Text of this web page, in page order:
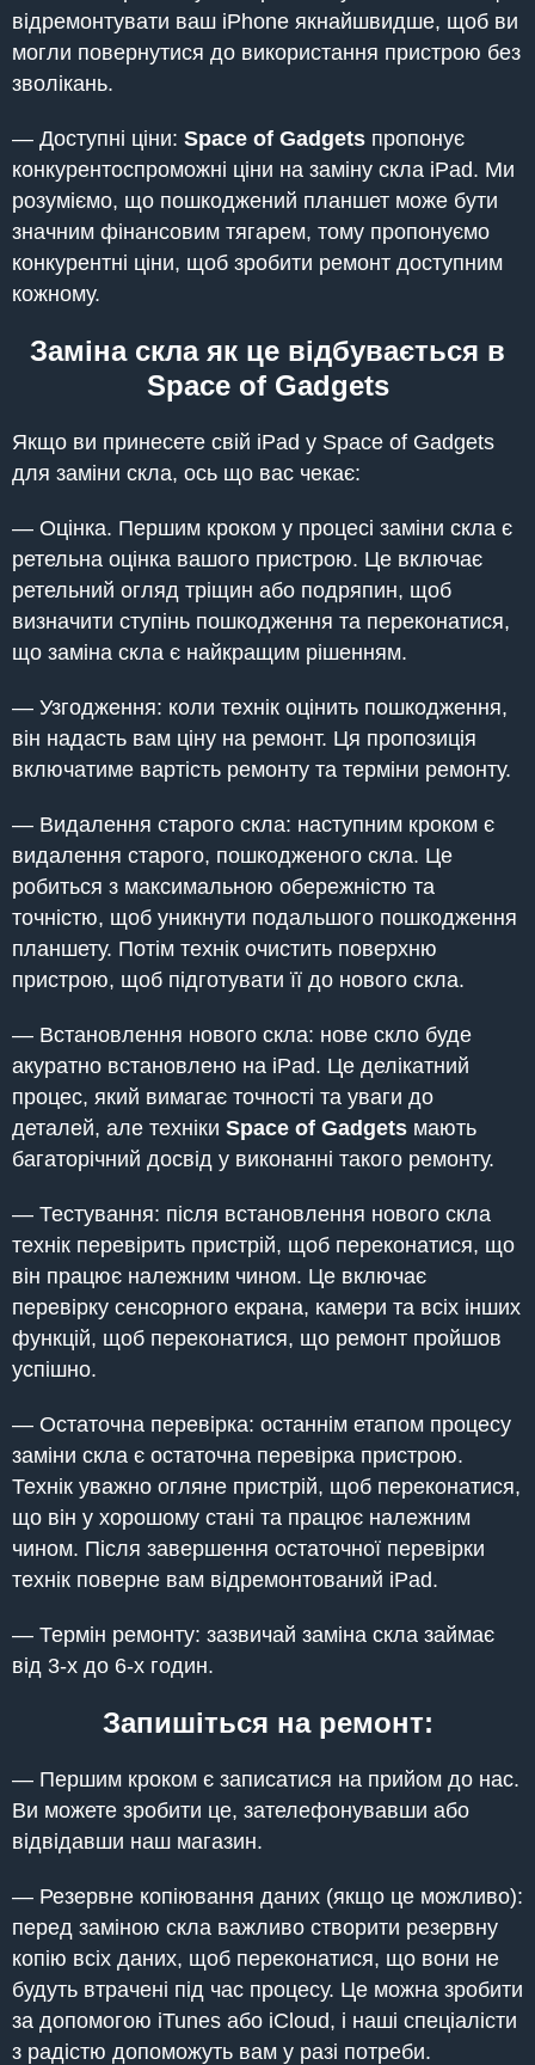
відремонтувати ваш iPhone якнайшвидше, щоб ви
могли повернутися до використання пристрою без
зволікань.
— Доступні ціни: Space of Gadgets пропонує
конкурентоспроможні ціни на заміну скла iPad. Ми
розуміємо, що пошкоджений планшет може бути
значним фінансовим тягарем, тому пропонуємо
конкурентні ціни, щоб зробити ремонт доступним
кожному.
Заміна скла як це відбувається в
Space of Gadgets
Якщо ви принесете свій iPad у Space of Gadgets
для заміни скла, ось що вас чекає:
— Оцінка. Першим кроком у процесі заміни скла є
ретельна оцінка вашого пристрою. Це включає
ретельний огляд тріщин або подряпин, щоб
визначити ступінь пошкодження та переконатися,
що заміна скла є найкращим рішенням.
— Узгодження: коли технік оцінить пошкодження,
він надасть вам ціну на ремонт. Ця пропозиція
включатиме вартість ремонту та терміни ремонту.
— Видалення старого скла: наступним кроком є
видалення старого, пошкодженого скла. Це
робиться з максимальною обережністю та
точністю, щоб уникнути подальшого пошкодження
планшету. Потім технік очистить поверхню
пристрою, щоб підготувати її до нового скла.
— Встановлення нового скла: нове скло буде
акуратно встановлено на iPad. Це делікатний
процес, який вимагає точності та уваги до
деталей, але техніки Space of Gadgets мають
багаторічний досвід у виконанні такого ремонту.
— Тестування: після встановлення нового скла
технік перевірить пристрій, щоб переконатися, що
він працює належним чином. Це включає
перевірку сенсорного екрана, камери та всіх інших
функцій, щоб переконатися, що ремонт пройшов
успішно.
— Остаточна перевірка: останнім етапом процесу
заміни скла є остаточна перевірка пристрою.
Технік уважно огляне пристрій, щоб переконатися,
що він у хорошому стані та працює належним
чином. Після завершення остаточної перевірки
технік поверне вам відремонтований iPad.
— Термін ремонту: зазвичай заміна скла займає
від 3-х до 6-х годин.
Запишіться на ремонт:
— Першим кроком є записатися на прийом до нас.
Ви можете зробити це, зателефонувавши або
відвідавши наш магазин.
— Резервне копіювання даних (якщо це можливо):
перед заміною скла важливо створити резервну
копію всіх даних, щоб переконатися, що вони не
будуть втрачені під час процесу. Це можна зробити
за допомогою iTunes або iCloud, і наші спеціалісти
з радістю допоможуть вам у разі потреби.